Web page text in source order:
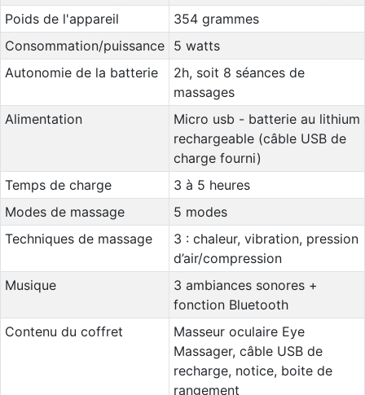
Poids de l'appareil
354 grammes
Consommation/puissance
5 watts
Autonomie de la batterie
2h, soit 8 séances de
massages
Alimentation
Micro usb - batterie au lithium
rechargeable (câble USB de
charge fourni)
Temps de charge
3 à 5 heures
Modes de massage
5 modes
Techniques de massage
3 : chaleur, vibration, pression
d’air/compression
Musique
3 ambiances sonores +
fonction Bluetooth
Contenu du coffret
Masseur oculaire Eye
Massager, câble USB de
recharge, notice, boite de
rangement